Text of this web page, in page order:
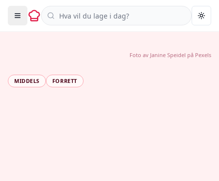
Søk i oppskrifter
MIDDELS FORRETT
Foto av Janine Speidel på Pexels